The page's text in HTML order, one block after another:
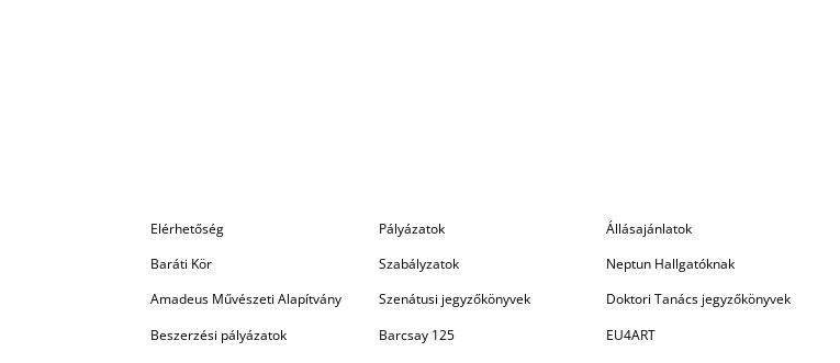
Elérhetőség Pályázatok Állásajánlatok
Baráti Kör Szabályzatok Neptun Hallgatóknak
Amadeus Művészeti Alapítvány Szenátusi jegyzőkönyvek Doktori Tanács jegyzőkönyvek
Beszerzési pályázatok Barcsay 125 EU4ART